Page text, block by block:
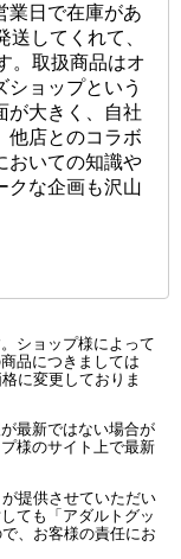
業日で在庫があ
してくれて、
。取扱商品はオ
ョップという
が大きく、自社
他店とのコラボ
おいての知識や
クな企画も沢山
ショップ様によって
品につきましては
に変更しておりま
最新ではない場合が
様のサイト上で最新
提供させていただい
ても「アダルトグッ
、お客様の責任にお